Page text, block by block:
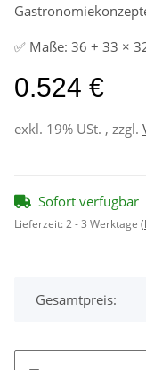
✅ Maße: 36 + 33 ×
0.524 €
exkl. 19% USt. , zzgl.
Sofort verfügbar
Lieferzeit:2 - 3 Werktage
Gesamtpreis: